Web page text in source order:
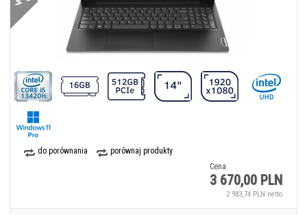
do porównania
porównaj produkty
Cena:
3 670,00 PLN
2 983,74 PLN netto